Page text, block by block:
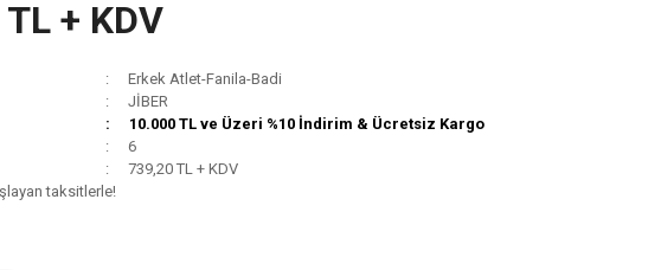
+ KDV
Erkek Atlet-Fanila-Badi
JİBER
10.000 TL ve Üzeri %10 İndirim & Ücretsiz Kargo
6
739,20 TL + KDV
taksitlerle!